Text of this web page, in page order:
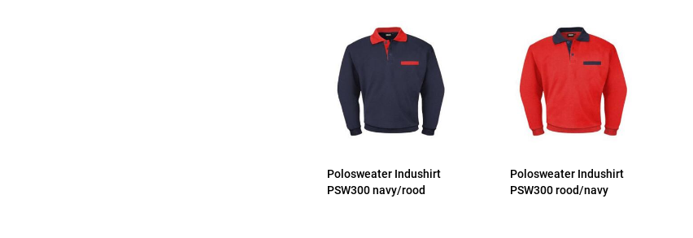
Polosweater Indushirt
PSW300 navy/rood
Polosweater Indushirt
PSW300 rood/navy